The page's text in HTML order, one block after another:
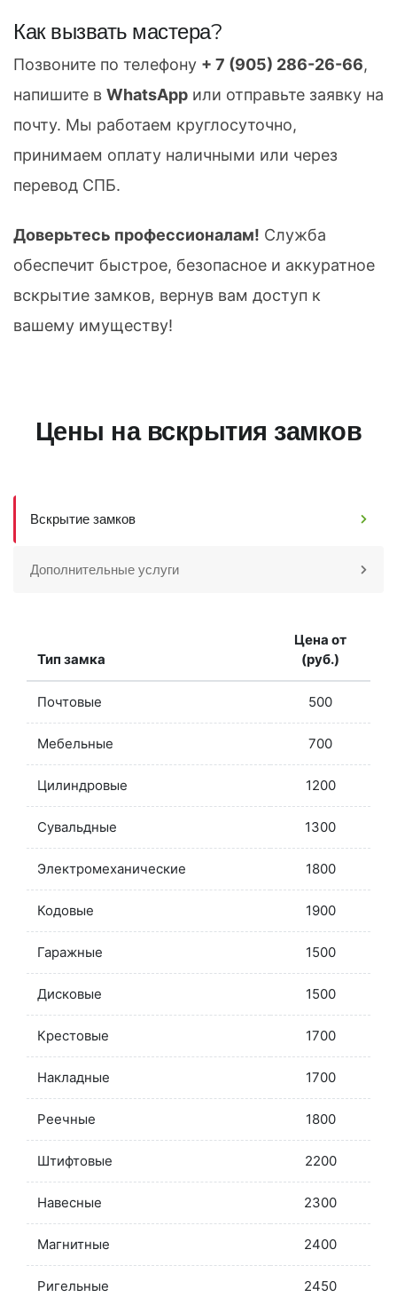
Как вызвать мастера?
Позвоните по телефону + 7 (905) 286-26-66,
напишите в WhatsApp или отправьте заявку на
почту. Мы работаем круглосуточно,
принимаем оплату наличными или через
перевод СПБ.
Доверьтесь профессионалам! Служба
обеспечит быстрое, безопасное и аккуратное
вскрытие замков, вернув вам доступ к
вашему имуществу!
Цены на вскрытия замков
Вскрытие замков
Дополнительные услуги
Тип замка
Цена от
(руб.)
Почтовые 500
Мебельные 700
Цилиндровые 1200
Сувальдные 1300
Электромеханические 1800
Кодовые 1900
Гаражные 1500
Дисковые 1500
Крестовые 1700
Накладные 1700
Реечные 1800
Штифтовые 2200
Навесные 2300
Магнитные 2400
Ригельные 2450